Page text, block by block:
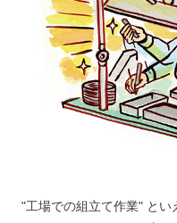
"工場での組立て作業" とい